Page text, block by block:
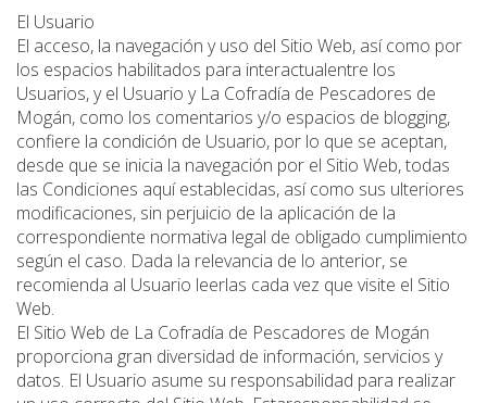
El Usuario
El acceso, la navegación y uso del Sitio Web, así como por
los espacios habilitados para interactualentre los
Usuarios, y el Usuario y La Cofradía de Pescadores de
Mogán, como los comentarios y/o espacios de blogging,
confiere la condición de Usuario, por lo que se aceptan,
desde que se inicia la navegación por el Sitio Web, todas
las Condiciones aquí establecidas, así como sus ulteriores
modificaciones, sin perjuicio de la aplicación de la
correspondiente normativa legal de obligado cumplimiento
según el caso. Dada la relevancia de lo anterior, se
recomienda al Usuario leerlas cada vez que visite el Sitio
Web.
El Sitio Web de La Cofradía de Pescadores de Mogán
proporciona gran diversidad de información, servicios y
datos. El Usuario asume su responsabilidad para realizar